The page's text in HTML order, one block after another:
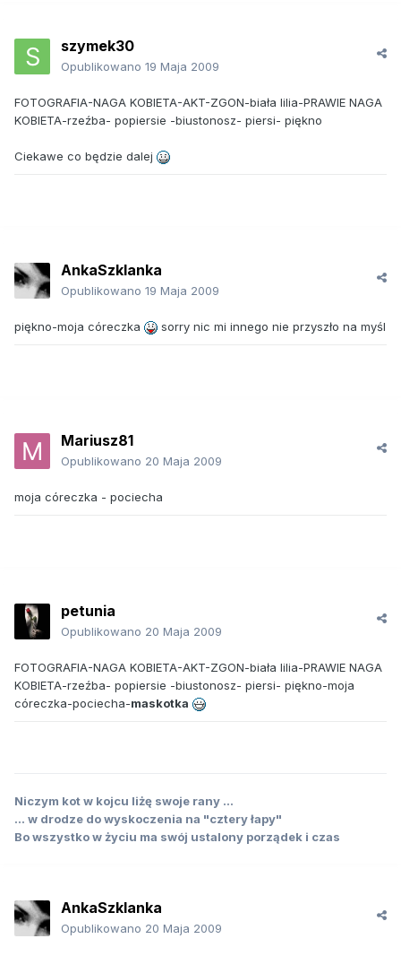
szymek30
Opublikowano 19 Maja 2009
FOTOGRAFIA-NAGA KOBIETA-AKT-ZGON-biała lilia-PRAWIE NAGA
KOBIETA-rzeźba- popiersie -biustonosz- piersi- piękno
Ciekawe co będzie dalej
AnkaSzklanka
Opublikowano 19 Maja 2009
piękno-moja córeczka sorry nic mi innego nie przyszło na myśl
Mariusz81
Opublikowano 20 Maja 2009
moja córeczka - pociecha
petunia
Opublikowano 20 Maja 2009
FOTOGRAFIA-NAGA KOBIETA-AKT-ZGON-biała lilia-PRAWIE NAGA
KOBIETA-rzeźba- popiersie -biustonosz- piersi- piękno-moja
córeczka-pociecha-maskotka
Niczym kot w kojcu liżę swoje rany ...
... w drodze do wyskoczenia na "cztery łapy"
Bo wszystko w życiu ma swój ustalony porządek i czas
AnkaSzklanka
Opublikowano 20 Maja 2009